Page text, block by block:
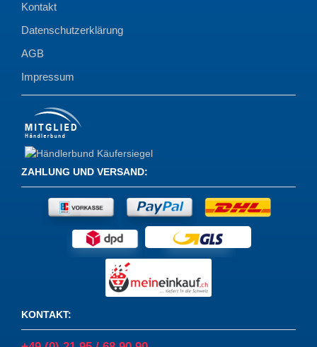
Kontakt
Datenschutzerklärung
AGB
Impressum
ZAHLUNG UND VERSAND:
KONTAKT: